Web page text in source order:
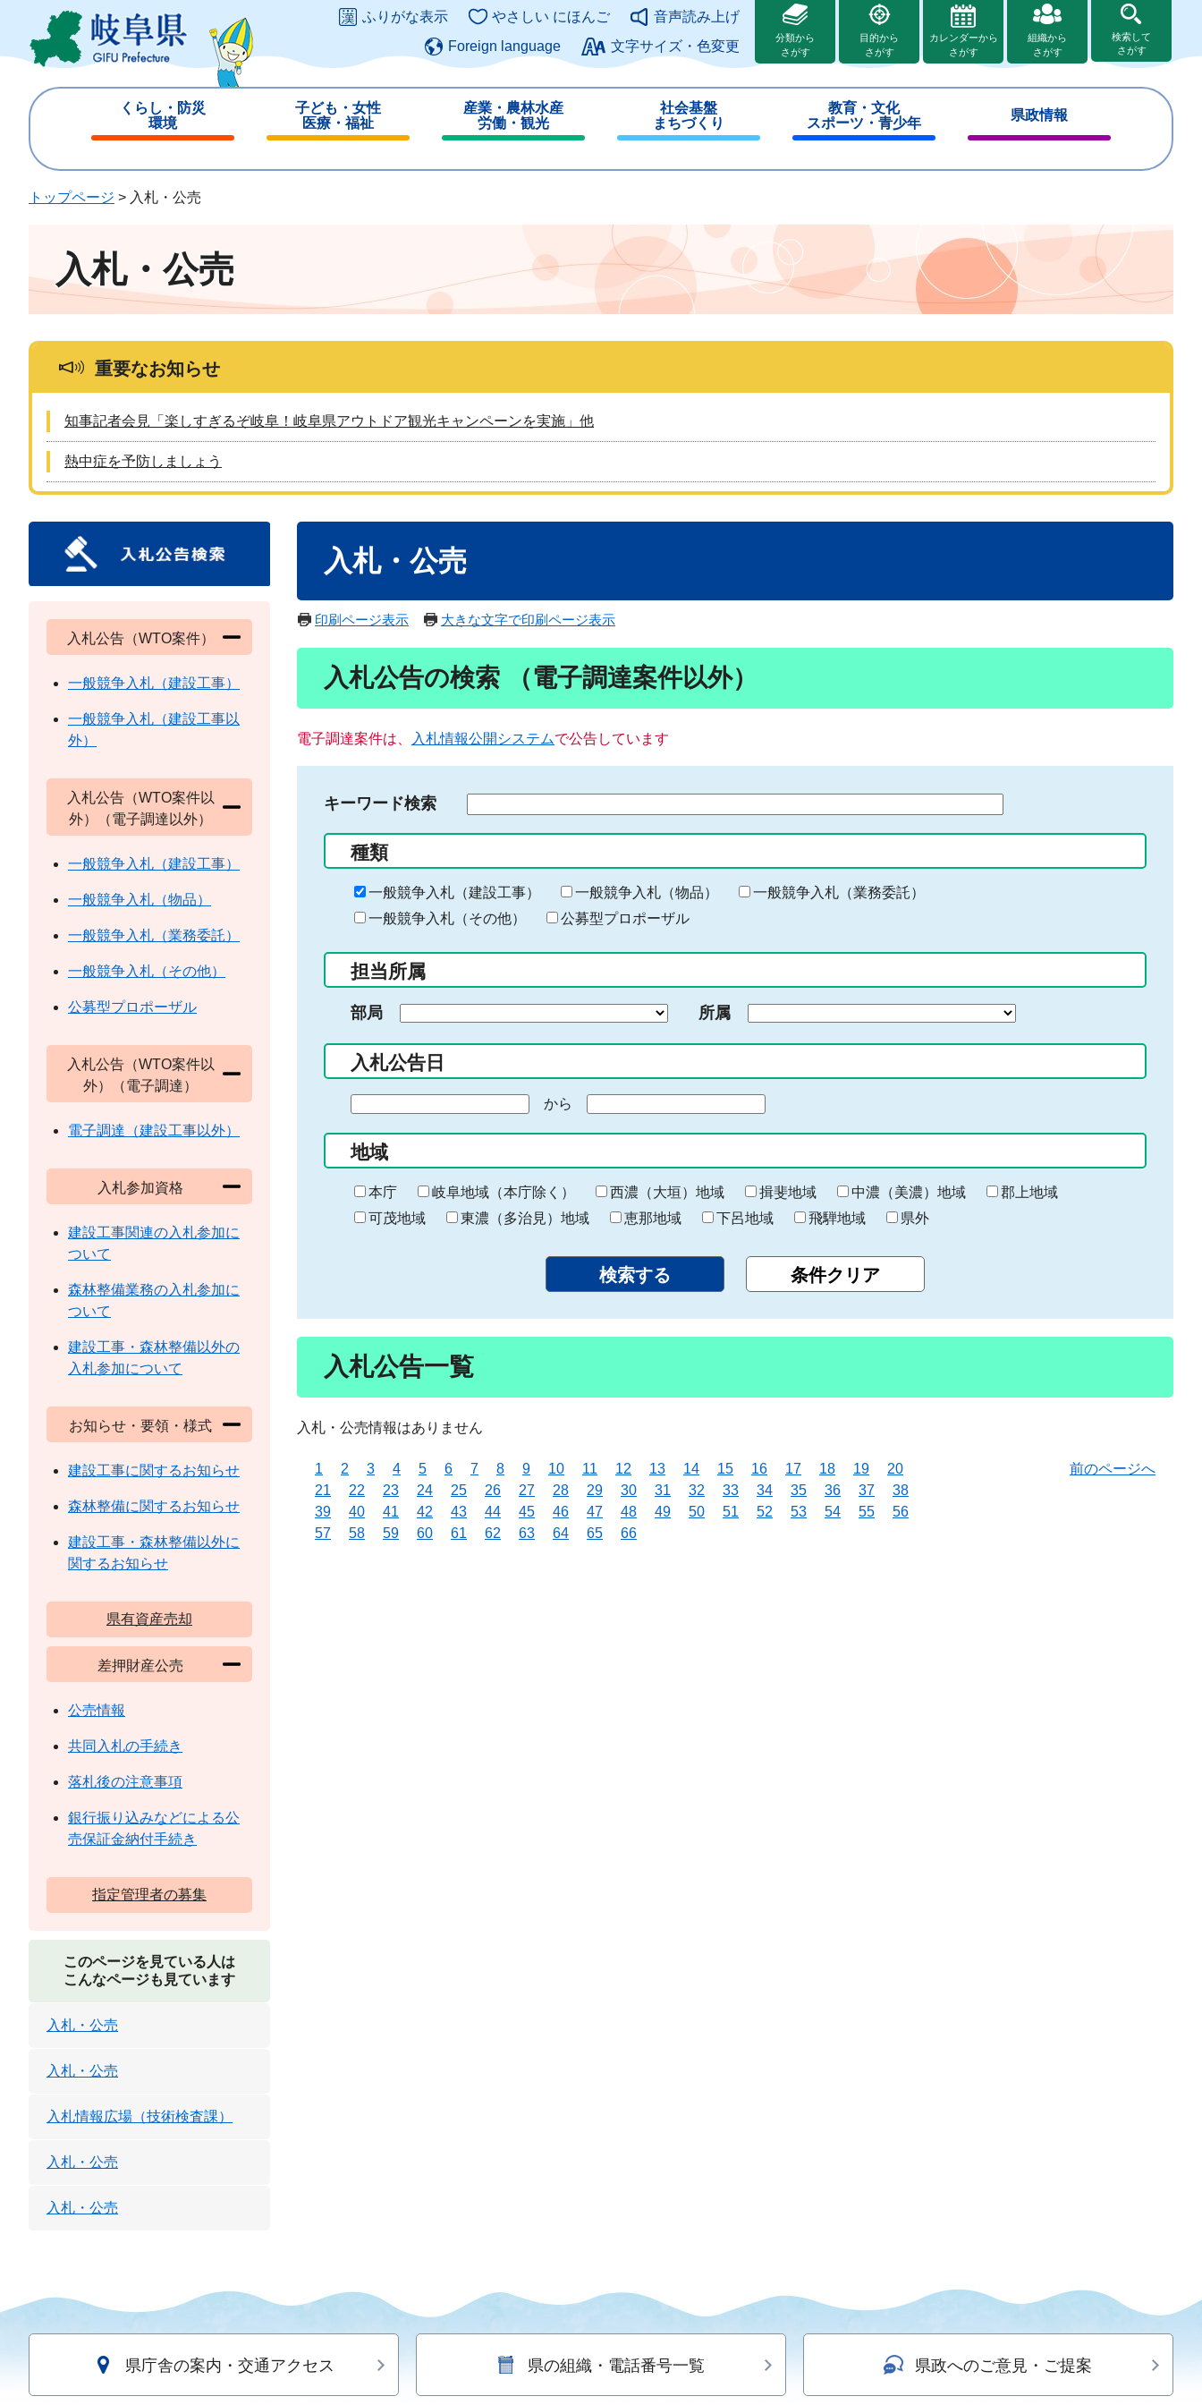
ジ
ュ
このページの本文へ
ふりがな表示 やさしい にほんご
音声読み上げ
Foreign language
文字サイズ・色変更
分類から
さがす
目的から
さがす
カレンダーから
さがす
組織から
さがす
検索して
さがす
くらし・防災
環境
じ
子ども・女性
医療・福祉
じ
産業・農林水産
労働・観光
じ
社会基盤
まちづくり
じ
教育・文化
スポーツ・青少年
じ
県政情報
じ
トップページ > 入札・公売
入札・公売
重要なお知らせ
知事記者会見「楽しすぎるぞ岐阜！岐阜県アウトドア観光キャンペーンを実施」他
熱中症を予防しましょう
入札・公売
印刷ページ表示 大きな文字で印刷ページ表示
入札公告の検索 （電子調達案件以外）
電子調達案件は、 入札情報公開システムで公告しています
キーワード検索
る
キ
ー
ー
入
力
種類
一般競争入札（建設工事） 一般競争入札（物品）
一般競争入札（業務委託）
一般競争入札（その他）
公募型プロポーザル
担当所属
部局 所属
入札公告日
の
始
ま
り
から
終
わ
り
地域
本庁 岐阜地域（本庁除く） 西濃（大垣）地域 揖斐地域 中濃（美濃）地域
郡上地域
可茂地域
東濃（多治見）地域 恵那地域 下呂地域 飛騨地域 県外
入札公告一覧
入札・公売情報はありません
1 2 3 4 5 6 7 8 9 10 11 12 13 14 15 16 17 18 19
20
21
22 23 24 25 26 27 28 29 30 31 32 33 34 35 36 37
38
39
40 41 42 43 44 45 46 47 48 49 50 51 52 53 54 55
56
57
58 59 60 61 62 63 64 65 66
前のページへ
入札公告（WTO案件）
一般競争入札（建設工事）
一般競争入札（建設工事以
外）
入札公告（WTO案件以
外）（電子調達以外）
一般競争入札（建設工事）
一般競争入札（物品）
一般競争入札（業務委託）
一般競争入札（その他）
公募型プロポーザル
入札公告（WTO案件以
外）（電子調達）
電子調達（建設工事以外）
入札参加資格
建設工事関連の入札参加に
ついて
森林整備業務の入札参加に
ついて
建設工事・森林整備以外の
入札参加について
お知らせ・要領・様式
建設工事に関するお知らせ
森林整備に関するお知らせ
建設工事・森林整備以外に
関するお知らせ
県有資産売却
差押財産公売
公売情報
共同入札の手続き
落札後の注意事項
銀行振り込みなどによる公
売保証金納付手続き
指定管理者の募集
このページを見ている人は
こんなページも見ています
入札・公売
入札・公売
入札情報広場（技術検査課）
入札・公売
入札・公売
県庁舎の案内・交通アクセス 県の組織・電話番号一覧 県政へのご意見・ご提案